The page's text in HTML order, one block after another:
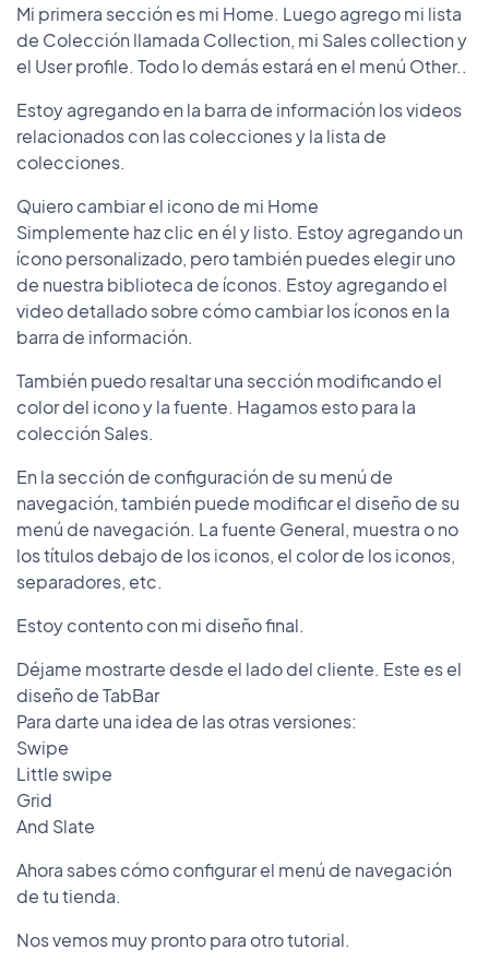
Mi primera sección es mi Home. Luego agrego mi lista
de Colección llamada Collection, mi Sales collection y
el User profile. Todo lo demás estará en el menú Other..
Estoy agregando en la barra de información los videos
relacionados con las colecciones y la lista de
colecciones.
Quiero cambiar el icono de mi Home
Simplemente haz clic en él y listo. Estoy agregando un
ícono personalizado, pero también puedes elegir uno
de nuestra biblioteca de íconos. Estoy agregando el
video detallado sobre cómo cambiar los íconos en la
barra de información.
También puedo resaltar una sección modificando el
color del icono y la fuente. Hagamos esto para la
colección Sales.
En la sección de configuración de su menú de
navegación, también puede modificar el diseño de su
menú de navegación. La fuente General, muestra o no
los títulos debajo de los iconos, el color de los iconos,
separadores, etc.
Estoy contento con mi diseño final.
Déjame mostrarte desde el lado del cliente. Este es el
diseño de TabBar
Para darte una idea de las otras versiones:
Swipe
Little swipe
Grid
And Slate
Ahora sabes cómo configurar el menú de navegación
de tu tienda.
Nos vemos muy pronto para otro tutorial.